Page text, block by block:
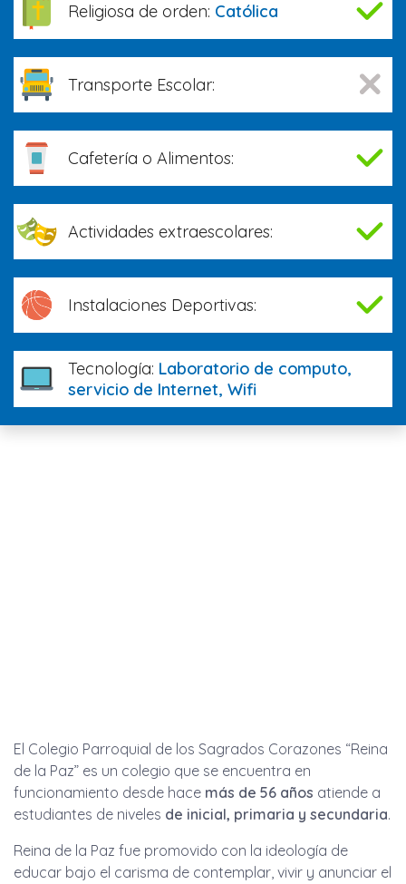
Religiosa de orden: Católica
Transporte Escolar:
Cafetería o Alimentos:
Actividades extraescolares:
Instalaciones Deportivas:
Tecnología: Laboratorio de computo,
servicio de Internet, Wifi
El Colegio Parroquial de los Sagrados Corazones “Reina
de la Paz” es un colegio que se encuentra en
funcionamiento desde hace más de 56 años atiende a
estudiantes de niveles de inicial, primaria y secundaria.
Reina de la Paz fue promovido con la ideología de
educar bajo el carisma de contemplar, vivir y anunciar el